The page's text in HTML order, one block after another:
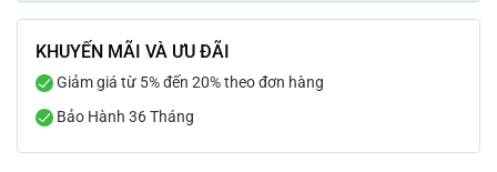
KHUYẾN MÃI VÀ ƯU ĐÃI
Giảm giá từ 5% đến 20% theo đơn hàng
Bảo Hành 36 Tháng